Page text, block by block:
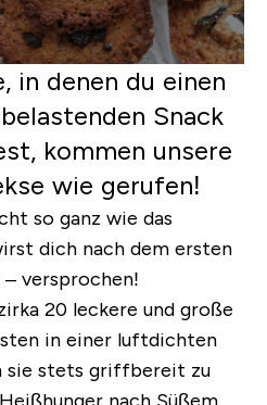
in denen du einen
Snack
kommen unsere
wie gerufen!
so ganz wie das
dich nach dem ersten
– versprochen!
20 leckere und große
in einer luftdichten
sie stets griffbereit zu
nach Süßem